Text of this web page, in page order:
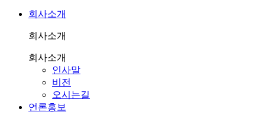
회사소개
회사소개
회사소개
인사말
비전
오시는길
언론홍보